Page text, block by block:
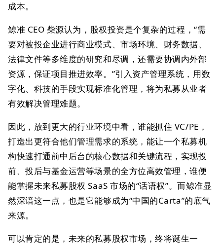
成本。
鲸准 CEO 柴源认为，股权投资是个复杂的过程，“需
要对被投企业进行商业模式、市场环境、财务数据、
法律文件等多维度的研究和尽调，还需要协调内外部
资源，保证项目推进效率。”引入资产管理系统，用数
字化、科技的手段实现标准化管理，将为私募从业者
有效解决管理难题。
因此，放到更大的行业环境中看，谁能抓住 VC/PE，
打造出更符合他们管理需求的系统，能让一个私募机
构快速打通前中后台的核心数据和关键流程，实现投
前、投后与基金运营等场景的全方位高效管理，谁便
能掌握未来私募股权 SaaS 市场的“话语权”。而鲸准显
然深谙这一点，也是它能够成为“中国的Carta”的底气
来源。
可以肯定的是，未来的私募股权市场，终将诞生一